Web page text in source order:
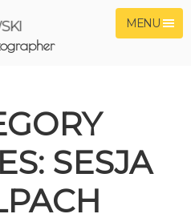
MENU
SESJA